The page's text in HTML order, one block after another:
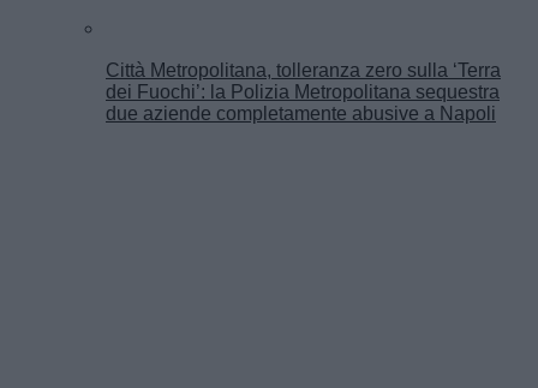
Città Metropolitana, tolleranza zero sulla ‘Terra
dei Fuochi’: la Polizia Metropolitana sequestra
due aziende completamente abusive a Napoli